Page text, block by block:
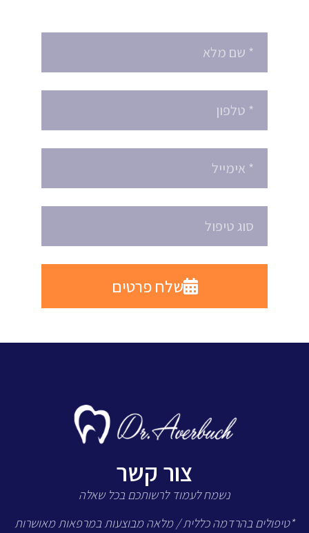
שלח פרטים
צור קשר
נשמח לעמוד לרשותכם בכל שאלה
*טיפולים בהרדמה כללית / מלאה מבוצעות במרפאות מאושרות